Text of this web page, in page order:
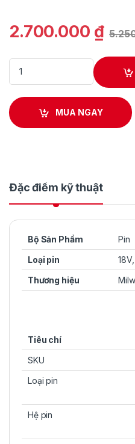
2.700.000 ₫
Pin REDLITHIUM™ FORGE™
MUA NGAY
Đặc điểm kỹ thuật
Bộ Sản Phẩm
Pin
Loại pin
Thương hiệu
Tiêu chí
SKU
Loại pin
Hệ pin